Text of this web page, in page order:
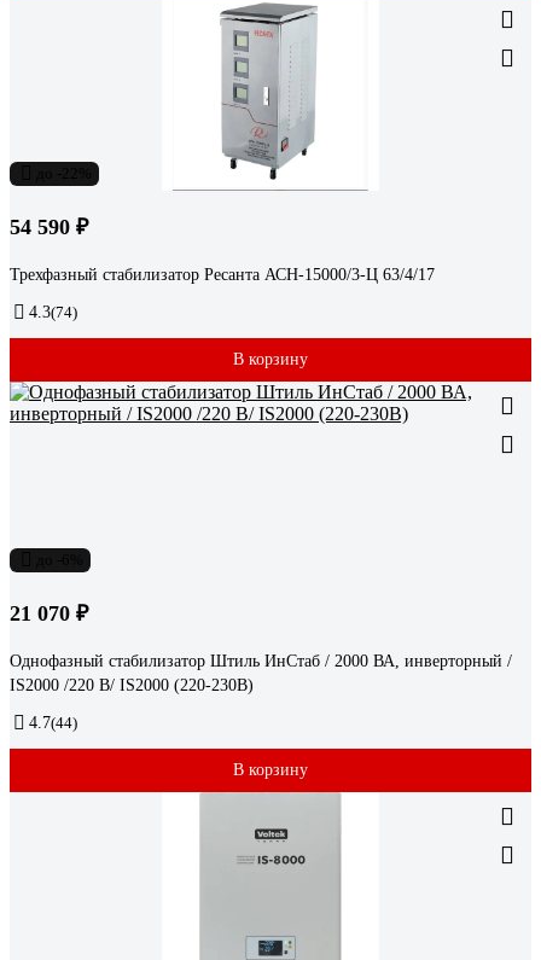
54 590 ₽
Трехфазный стабилизатор Ресанта АСН-15000/3-Ц 63/4/17
4.3(74)
В корзину
21 070 ₽
Однофазный стабилизатор Штиль ИнСтаб / 2000 ВА, инверторный /
IS2000 /220 В/ IS2000 (220-230В)
4.7(44)
В корзину